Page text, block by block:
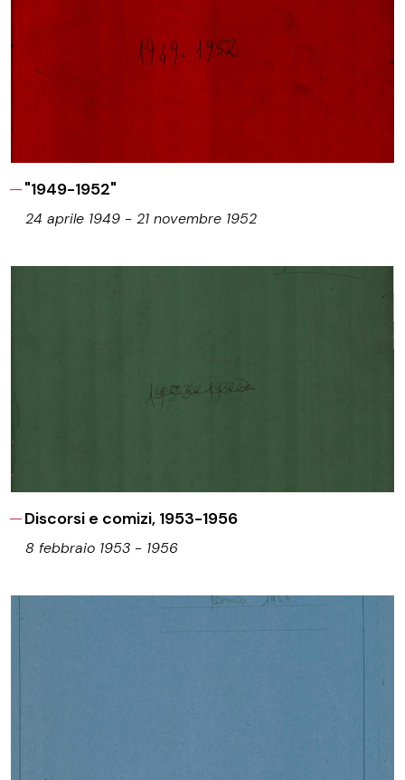
"1949-1952"
24 aprile 1949 - 21 novembre 1952
Discorsi e comizi, 1953-1956
8 febbraio 1953 - 1956